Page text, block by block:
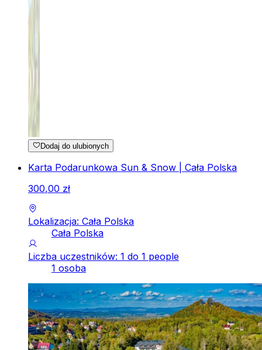
Dodaj do ulubionych
Karta Podarunkowa Sun & Snow | Cała Polska
300,00 zł
Lokalizacja: Cała Polska
Cała Polska
Liczba uczestników: 1 do 1 people
1 osoba